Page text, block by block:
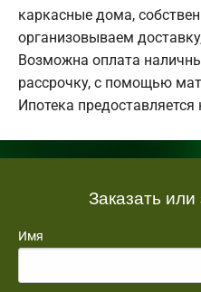
каркасные дома,
организовываем
Возможна оплата
рассрочку, с помощью
Ипотека
Заказать
Имя